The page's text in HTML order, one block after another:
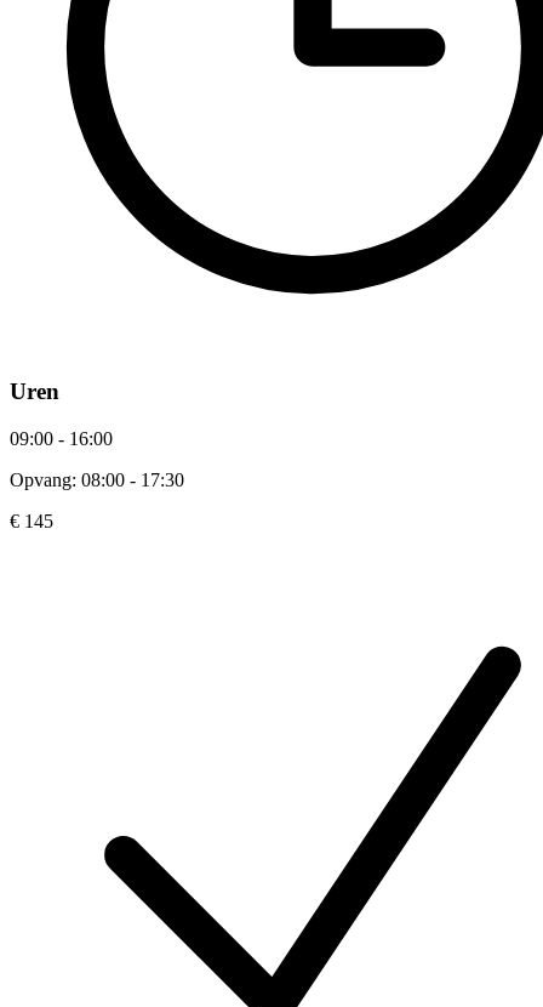
Uren
09:00 - 16:00
Opvang: 08:00 - 17:30
€ 145